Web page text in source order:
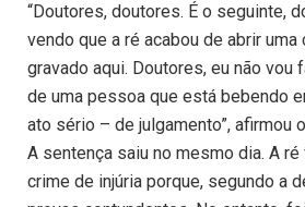
“Doutores, doutores. É o seguinte,
vendo que a ré acabou de abrir uma
gravado aqui. Doutores, eu não vou
de uma pessoa que está bebendo
ato sério – de julgamento”, afirmou
A sentença saiu no mesmo dia. A
crime de injúria porque, segundo a